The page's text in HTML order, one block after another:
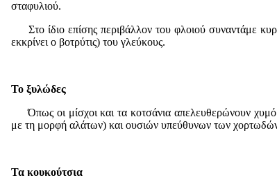
σταφυλιού.
Στο ίδιο επίσης περιβάλλον του φλοιού συναντάμε
εκκρίνει ο βοτρύτις) του γλεύκους.
Το ξυλώδες
Όπως οι μίσχοι και τα κοτσάνια απελευθερώνουν χυμό
με τη μορφή αλάτων) και ουσιών υπεύθυνων των
Τα κουκούτσια